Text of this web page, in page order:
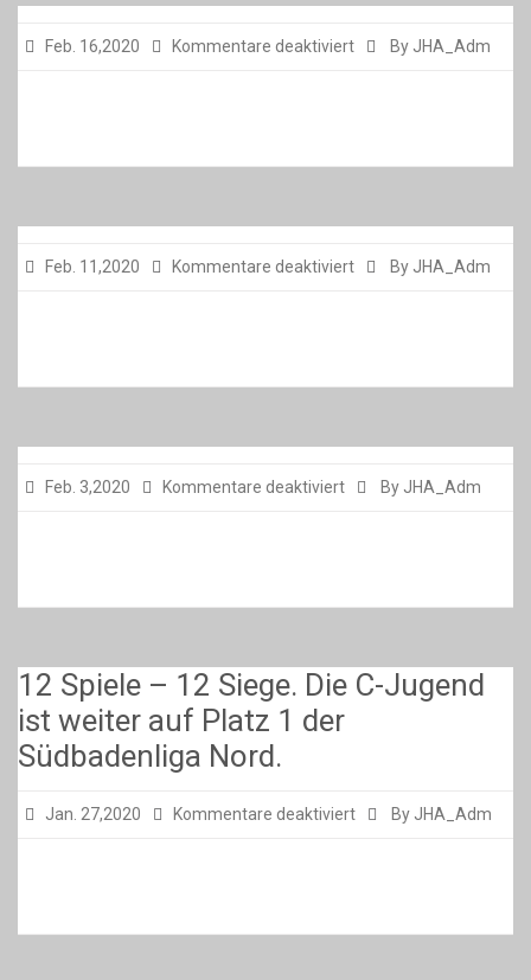
Feb. 16,2020 Kommentare deaktiviertfür By JHA_Adm
Feb. 11,2020 Kommentare deaktiviertfür By JHA_Adm
Feb. 3,2020 Kommentare deaktiviertfür By JHA_Adm
12 Spiele – 12 Siege. Die C-Jugend
ist weiter auf Platz 1 der
Südbadenliga Nord.
Jan. 27,2020 Kommentare deaktiviertfür
12
By JHA_Adm